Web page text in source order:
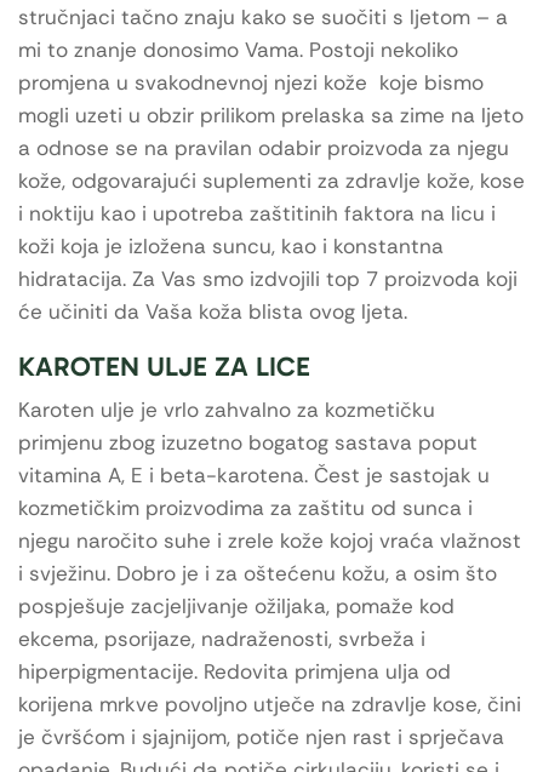
stručnjaci tačno znaju kako se suočiti s ljetom – a
mi to znanje donosimo Vama. Postoji nekoliko
promjena u svakodnevnoj njezi kože koje bismo
mogli uzeti u obzir prilikom prelaska sa zime na ljeto
a odnose se na pravilan odabir proizvoda za njegu
kože, odgovarajući suplementi za zdravlje kože, kose
i noktiju kao i upotreba zaštitinih faktora na licu i
koži koja je izložena suncu, kao i konstantna
hidratacija. Za Vas smo izdvojili top 7 proizvoda koji
će učiniti da Vaša koža blista ovog ljeta.
KAROTEN ULJE ZA LICE
Karoten ulje je vrlo zahvalno za kozmetičku
primjenu zbog izuzetno bogatog sastava poput
vitamina A, E i beta-karotena. Čest je sastojak u
kozmetičkim proizvodima za zaštitu od sunca i
njegu naročito suhe i zrele kože kojoj vraća vlažnost
i svježinu. Dobro je i za oštećenu kožu, a osim što
pospješuje zacjeljivanje ožiljaka, pomaže kod
ekcema, psorijaze, nadraženosti, svrbeža i
hiperpigmentacije. Redovita primjena ulja od
korijena mrkve povoljno utječe na zdravlje kose, čini
je čvršćom i sjajnijom, potiče njen rast i sprječava